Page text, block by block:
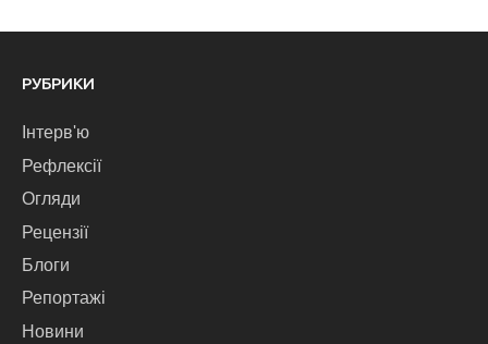
РУБРИКИ
Інтерв'ю
Рефлексії
Огляди
Рецензії
Блоги
Репортажі
Новини